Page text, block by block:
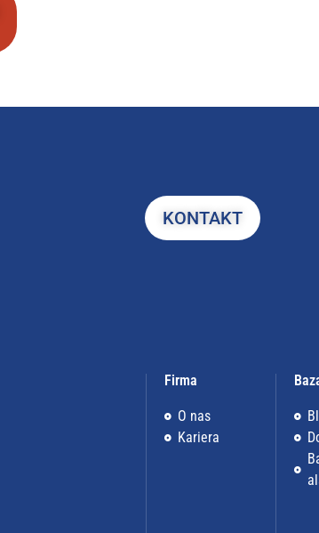
KONTAKT
Firma
O nas
Kariera